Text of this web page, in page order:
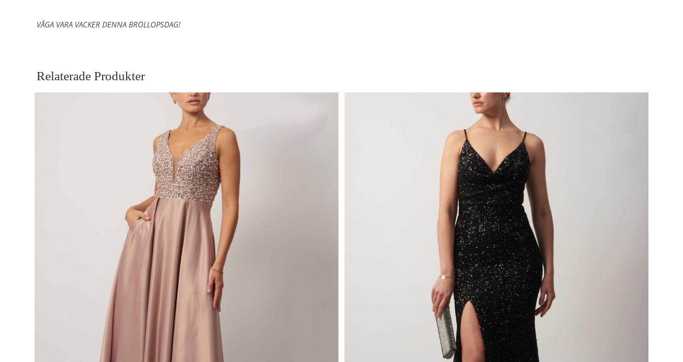
VÅGA VARA VACKER DENNA BRÖLLOPSDAG!
Relaterade Produkter